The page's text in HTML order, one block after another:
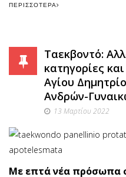
ΠΕΡΙΣΣΌΤΕΡΑ
Ταεκβοντό:
κατηγορίες
Αγίου
Ανδρών-
13 Μαρτίου 2022
Με επτά νέα πρόσωπα